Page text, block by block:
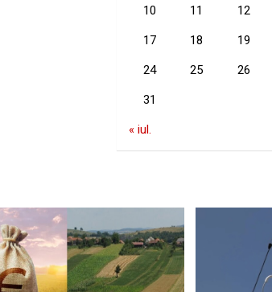
10 11 12
17 18 19
24 25 26
31
« iul.